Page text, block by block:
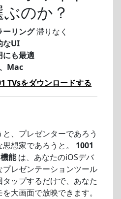
のか？
ーリング滞りなく
なUI
にも最適
Mac
TVsをダウンロードする
、プレゼンターであろう
想家であろうと。 1001
能は、あなたのiOSデバ
レゼンテーションツール
ップするだけで、あなた
大画面で放映できます。